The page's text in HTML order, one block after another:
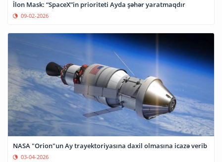
İlon Mask: “SpaceX”in prioriteti Ayda şəhər yaratmaqdır
09-02-2026
NASA "Orion"un Ay trayektoriyasına daxil olmasına icazə verib
03-04-2026